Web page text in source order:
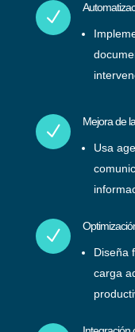
N
N Mejora de
Usa
N
Diseña
carga